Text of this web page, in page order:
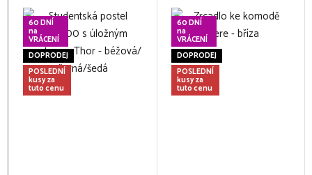
60 DNÍ
na
VRÁCENÍ
DOPRODEJ
POSLEDNÍ
kusy za
tuto cenu
60 DNÍ
na
VRÁCENÍ
DOPRODEJ
POSLEDNÍ
kusy za
tuto cenu